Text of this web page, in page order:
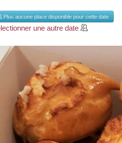
Plus aucune place disponible pour cette date
une autre date